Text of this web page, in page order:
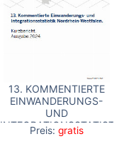
13. KOMMENTIERTE
EINWANDERUNGS-
UND
INTEGRATIONSSTATISTIK
NRW - KURZBERICHT
Preis: gratis